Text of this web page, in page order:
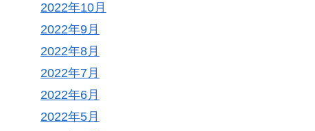
2022年10月
2022年9月
2022年8月
2022年7月
2022年6月
2022年5月